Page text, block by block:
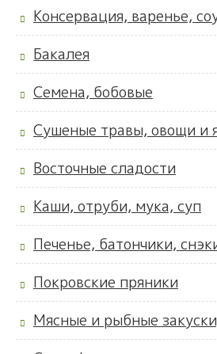
Консервация, варенье,
Бакалея
Семена, бобовые
Сушеные травы, овощи и
Восточные сладости
Каши, отруби, мука, суп
Печенье, батончики,
Покровские пряники
Мясные и рыбные